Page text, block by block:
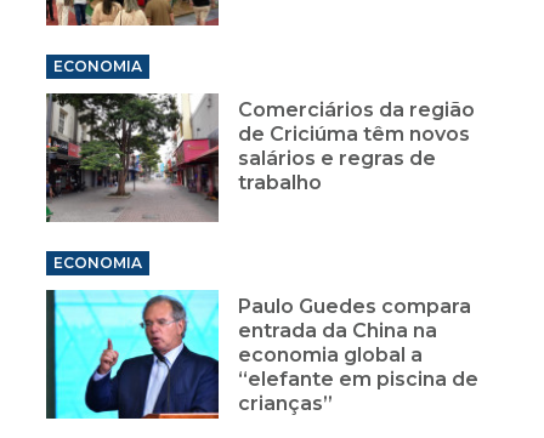
ECONOMIA
Comerciários da região
de Criciúma têm novos
salários e regras de
trabalho
ECONOMIA
Paulo Guedes compara
entrada da China na
economia global a
“elefante em piscina de
crianças”